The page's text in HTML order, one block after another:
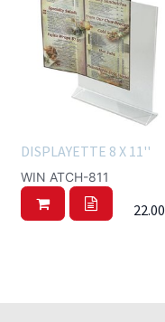
DISPLAYETTE 8 X 11''
WIN ATCH-811
22.00